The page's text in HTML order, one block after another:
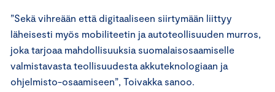
”Sekä vihreään että digitaaliseen siirtymään liittyy
läheisesti myös mobiliteetin ja autoteollisuuden murros,
joka tarjoaa mahdollisuuksia suomalaisosaamiselle
valmistavasta teollisuudesta akkuteknologiaan ja
ohjelmisto-osaamiseen”, Toivakka sanoo.